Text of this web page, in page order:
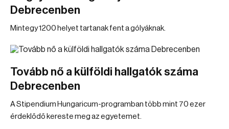
Debrecenben
Mintegy 1200 helyet tartanak fent a gólyáknak.
Tovább nő a külföldi hallgatók száma
Debrecenben
A Stipendium Hungaricum-programban több mint 70 ezer
érdeklődő kereste meg az egyetemet.